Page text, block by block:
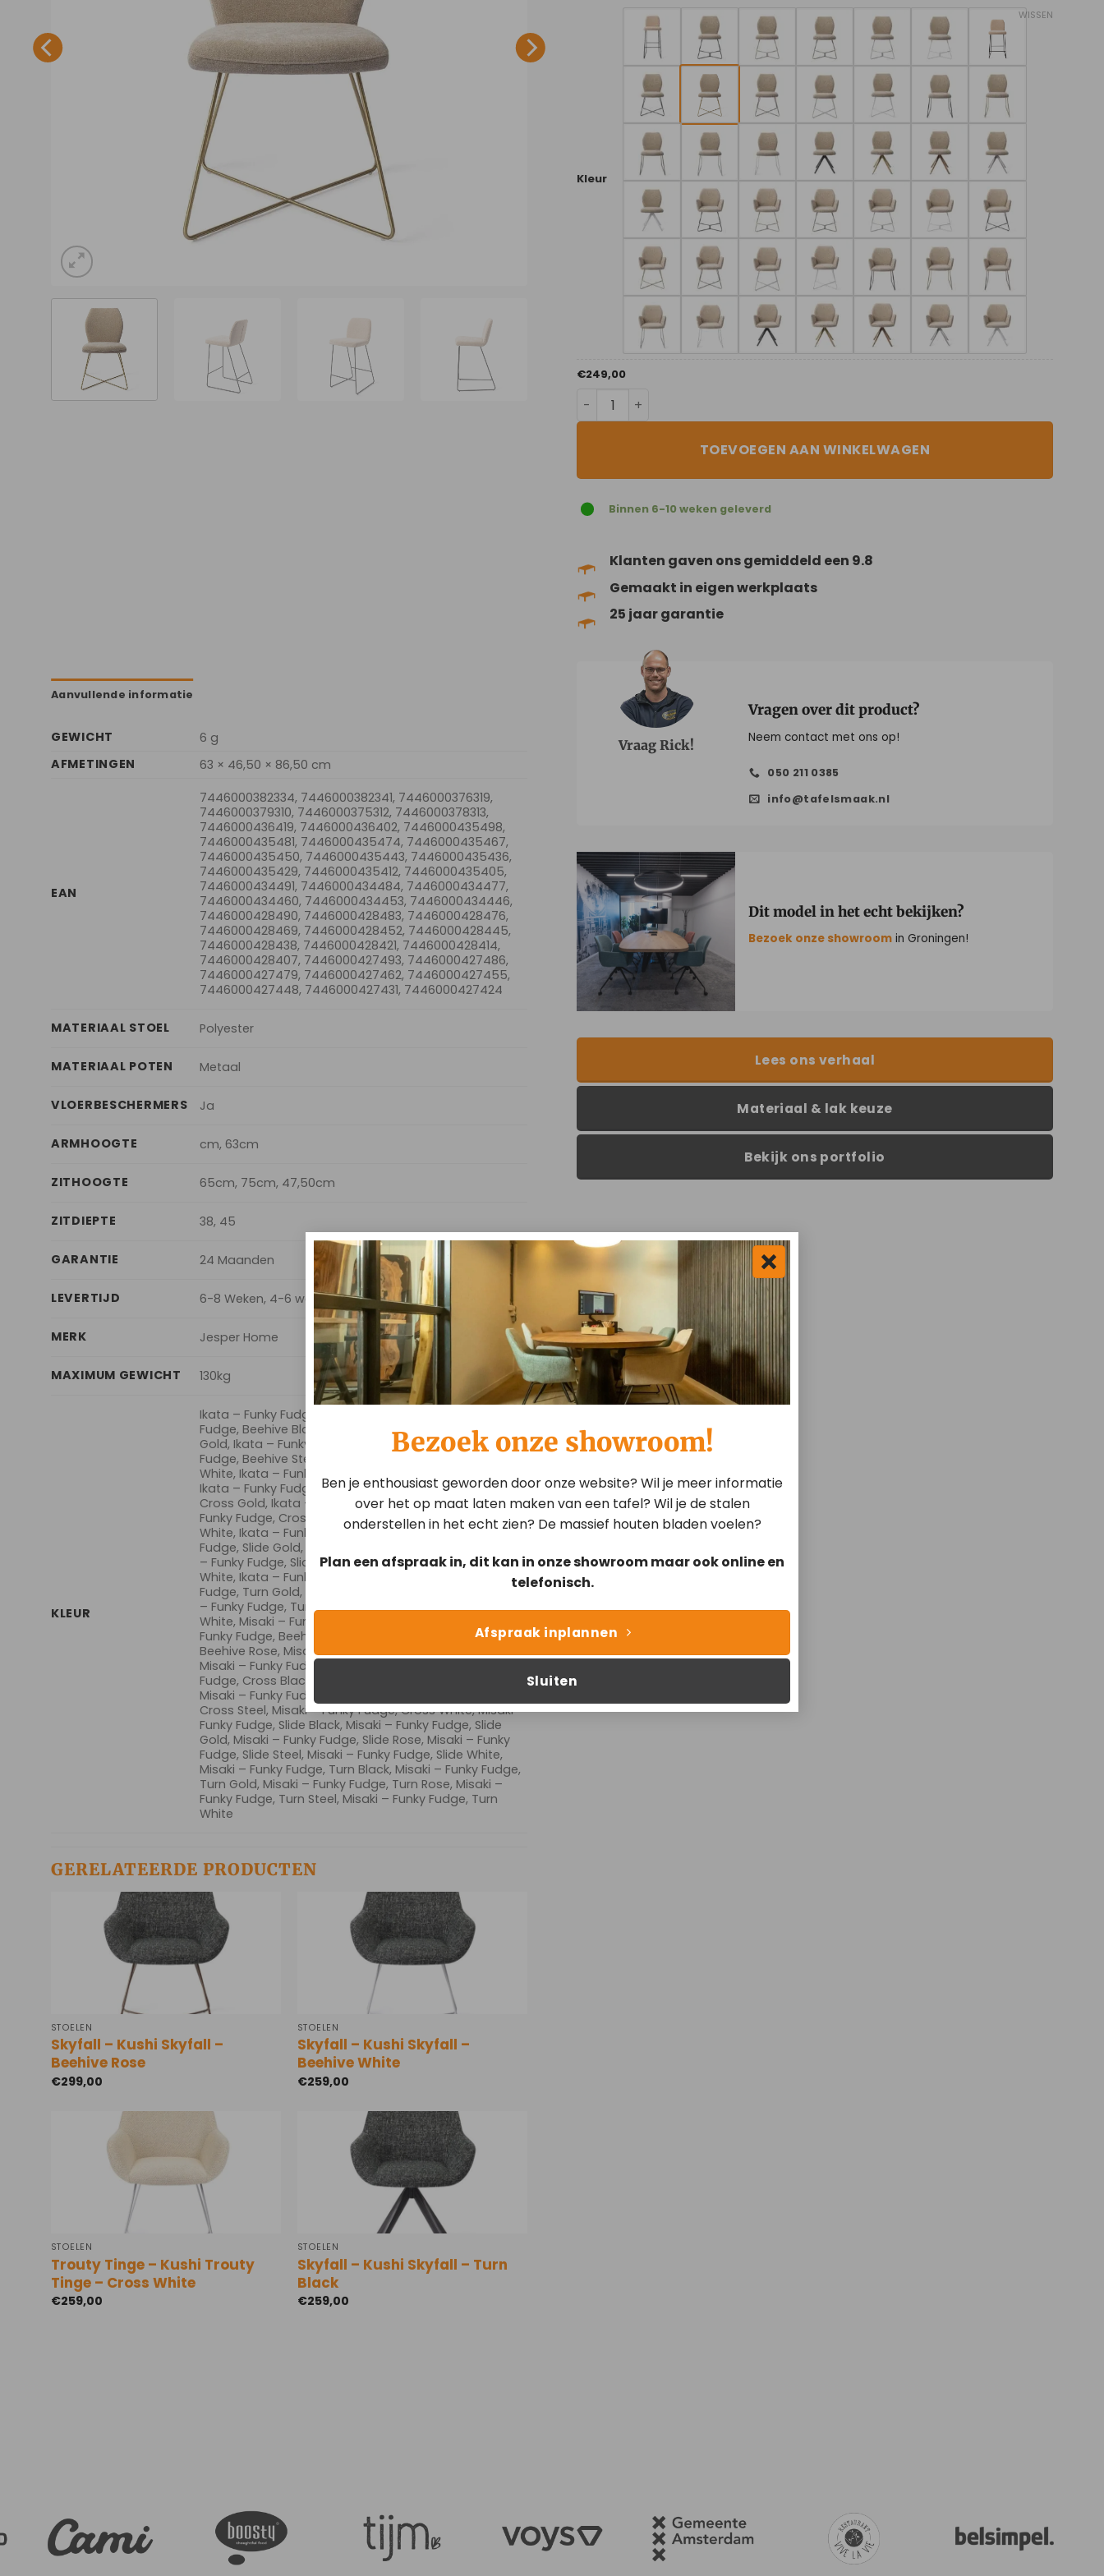
Bezoek onze showroom!
Ben je enthousiast geworden door onze website? Wil je meer informatie
over het op maat laten maken van een tafel? Wil je de stalen
onderstellen in het echt zien? De massief houten bladen voelen?
Plan een afspraak in, dit kan in onze showroom maar ook online en
telefonisch.
Afspraak inplannen
Sluiten
Kleur
WISSEN
€249,00
Funky Fudge aantal
TOEVOEGEN AAN WINKELWAGEN
Binnen 6-10 weken geleverd
Klanten gaven ons gemiddeld een 9.8
Gemaakt in eigen werkplaats
25 jaar garantie
Aanvullende informatie
GEWICHT
6 g
AFMETINGEN
63 × 46,50 × 86,50 cm
EAN
7446000382334, 7446000382341, 7446000376319,
7446000379310, 7446000375312, 7446000378313,
7446000436419, 7446000436402, 7446000435498,
7446000435481, 7446000435474, 7446000435467,
7446000435450, 7446000435443, 7446000435436,
7446000435429, 7446000435412, 7446000435405,
7446000434491, 7446000434484, 7446000434477,
7446000434460, 7446000434453, 7446000434446,
7446000428490, 7446000428483, 7446000428476,
7446000428469, 7446000428452, 7446000428445,
7446000428438, 7446000428421, 7446000428414,
7446000428407, 7446000427493, 7446000427486,
7446000427479, 7446000427462, 7446000427455,
7446000427448, 7446000427431, 7446000427424
MATERIAAL STOEL Polyester
MATERIAAL POTEN Metaal
VLOERBESCHERMERS Ja
ARMHOOGTE cm, 63cm
ZITHOOGTE 65cm, 75cm, 47,50cm
ZITDIEPTE 38, 45
GARANTIE 24 Maanden
LEVERTIJD 6-8 Weken, 4-6 weken
MERK Jesper Home
MAXIMUM GEWICHT 130kg
KLEUR
Ikata – Funky Fudge, Barstool Slide Black, Ikata – Funky
Fudge, Beehive Black, Ikata – Funky Fudge, Beehive
Gold, Ikata – Funky Fudge, Beehive Rose, Ikata – Funky
Fudge, Beehive Steel, Ikata – Funky Fudge, Beehive
White, Ikata – Funky Fudge, Counter Stool Slide Black,
Ikata – Funky Fudge, Cross Black, Ikata – Funky Fudge,
Cross Gold, Ikata – Funky Fudge, Cross Rose, Ikata –
Funky Fudge, Cross Steel, Ikata – Funky Fudge, Cross
White, Ikata – Funky Fudge, Slide Black, Ikata – Funky
Fudge, Slide Gold, Ikata – Funky Fudge, Slide Rose, Ikata
– Funky Fudge, Slide Steel, Ikata – Funky Fudge, Slide
White, Ikata – Funky Fudge, Turn Black, Ikata – Funky
Fudge, Turn Gold, Ikata – Funky Fudge, Turn Rose, Ikata
– Funky Fudge, Turn Steel, Ikata – Funky Fudge, Turn
White, Misaki – Funky Fudge, Beehive Black, Misaki –
Funky Fudge, Beehive Gold, Misaki – Funky Fudge,
Beehive Rose, Misaki – Funky Fudge, Beehive Steel,
Misaki – Funky Fudge, Beehive White, Misaki – Funky
Fudge, Cross Black, Misaki – Funky Fudge, Cross Gold,
Misaki – Funky Fudge, Cross Rose, Misaki – Funky Fudge,
Cross Steel, Misaki – Funky Fudge, Cross White, Misaki –
Funky Fudge, Slide Black, Misaki – Funky Fudge, Slide
Gold, Misaki – Funky Fudge, Slide Rose, Misaki – Funky
Fudge, Slide Steel, Misaki – Funky Fudge, Slide White,
Misaki – Funky Fudge, Turn Black, Misaki – Funky Fudge,
Turn Gold, Misaki – Funky Fudge, Turn Rose, Misaki –
Funky Fudge, Turn Steel, Misaki – Funky Fudge, Turn
White
GERELATEERDE PRODUCTEN
STOELEN
Skyfall – Kushi Skyfall –
Beehive Rose
€299,00
STOELEN
Skyfall – Kushi Skyfall –
Beehive White
€259,00
STOELEN
Trouty Tinge – Kushi Trouty
Tinge – Cross White
€259,00
STOELEN
Skyfall – Kushi Skyfall – Turn
Black
€259,00
Vraag Rick!
Vragen over dit product?
Neem contact met ons op!
050 211 0385
info@tafelsmaak.nl
Dit model in het echt bekijken?
Bezoek onze showroom in Groningen!
Lees ons verhaal
Materiaal & lak keuze
Bekijk ons portfolio